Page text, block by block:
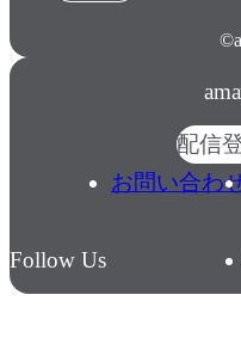
配信
お問い合わ
Follow Us